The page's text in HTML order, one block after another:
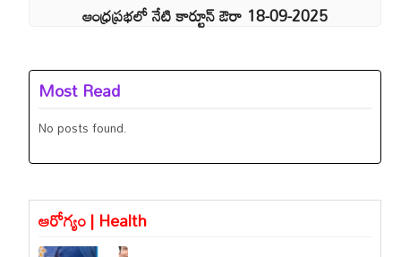
ఆంధ్రప్రభలో నేటి కార్టూన్ ఔరా 18-09-2025
Most Read
No posts found.
ఆరోగ్యం | Health